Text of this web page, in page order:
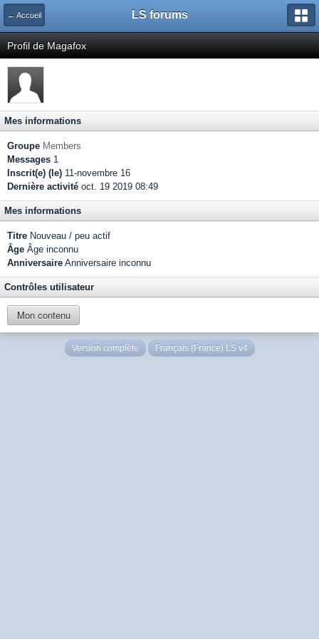
← Accueil LS forums
Profil de Magafox
Mes informations
Groupe Members
Messages 1
Inscrit(e) (le) 11-novembre 16
Dernière activité oct. 19 2019 08:49
Mes informations
Titre Nouveau / peu actif
Âge Âge inconnu
Anniversaire Anniversaire inconnu
Contrôles utilisateur
Mon contenu
Version complète Français (France) LS v4